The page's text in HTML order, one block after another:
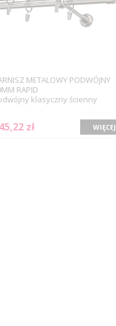
METALOWY PODWÓJNY
RAPID
klasyczny ścienny
zł WIĘCEJ